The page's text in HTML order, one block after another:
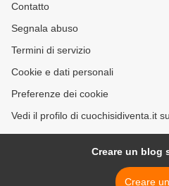
Contatto
Segnala abuso
Termini di servizio
Cookie e dati personali
Preferenze dei cookie
Vedi il profilo di cuochisidiventa.it
Creare un blog
Creare